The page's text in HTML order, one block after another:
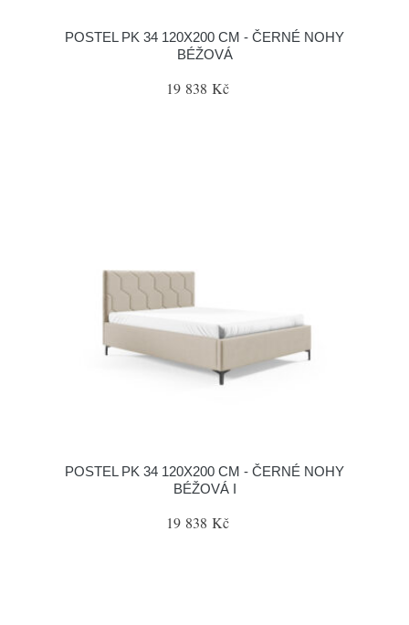
POSTEL PK 34 120X200 CM - ČERNÉ NOHY
BÉŽOVÁ
19 838 Kč
POSTEL PK 34 120X200 CM - ČERNÉ NOHY
BÉŽOVÁ I
19 838 Kč